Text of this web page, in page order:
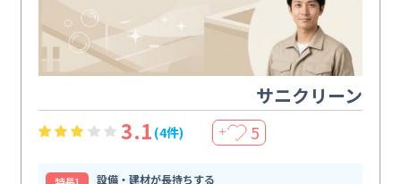
サニクリーン
3.1 (4件) ＋ 5
設備・建材が長持ちする